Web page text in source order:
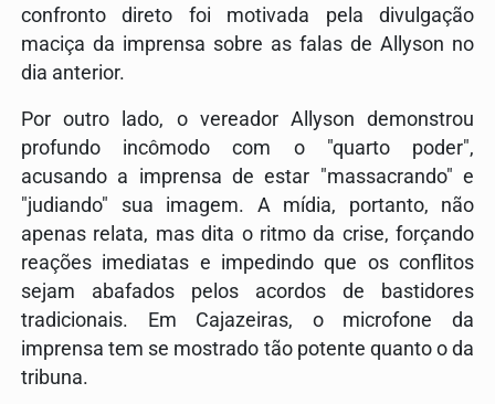
confronto direto foi motivada pela divulgação
maciça da imprensa sobre as falas de Allyson no
dia anterior.
Por outro lado, o vereador Allyson demonstrou
profundo incômodo com o "quarto poder",
acusando a imprensa de estar "massacrando" e
"judiando" sua imagem. A mídia, portanto, não
apenas relata, mas dita o ritmo da crise, forçando
reações imediatas e impedindo que os conflitos
sejam abafados pelos acordos de bastidores
tradicionais. Em Cajazeiras, o microfone da
imprensa tem se mostrado tão potente quanto o da
tribuna.